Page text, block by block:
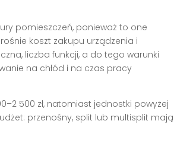
pomieszczeń, ponieważ to one
koszt zakupu urządzenia i
liczba funkcji, a do tego warunki
na chłód i na czas pracy
500 zł, natomiast jednostki powyżej
przenośny, split lub multisplit mają